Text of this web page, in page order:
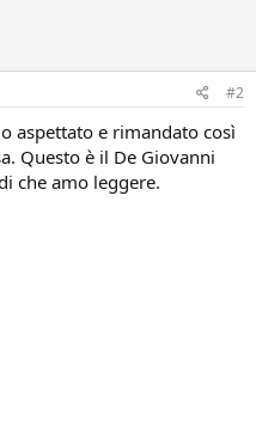
#2
aspettato e rimandato così
Questo è il De Giovanni
che amo leggere.